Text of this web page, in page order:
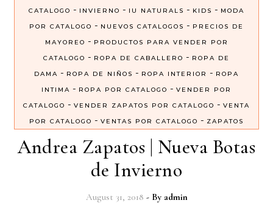
CATALOGO - INVIERNO - IU NATURALS - KIDS - MODA
POR CATALOGO - NUEVOS CATALOGOS - PRECIOS DE
MAYOREO - PRODUCTOS PARA VENDER POR
CATALOGO - ROPA DE CABALLERO - ROPA DE
DAMA - ROPA DE NIÑOS - ROPA INTERIOR - ROPA
INTIMA - ROPA POR CATALOGO - VENDER POR
CATALOGO - VENDER ZAPATOS POR CATALOGO - VENTA
POR CATALOGO - VENTAS POR CATALOGO - ZAPATOS
Andrea Zapatos | Nueva Botas
de Invierno
August 31, 2018 - By admin